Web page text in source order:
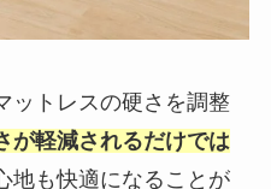
ットレスの硬さを調整
が軽減されるだけでは
地も快適になることが